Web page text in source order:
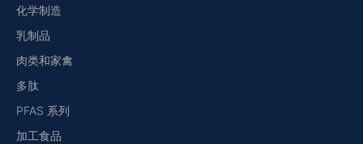
化学制造
乳制品
肉类和家禽
多肽
PFAS 系列
加工食品